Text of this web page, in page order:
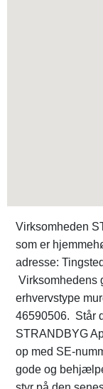
Virksomheden
som er
adresse:
Virksomhedens
erhvervstype
46590506. Står
STRANDBYG
op med SE-
gode og